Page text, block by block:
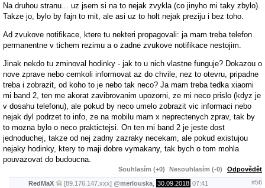
Na druhou stranu... uz jsem si na to nejak zvykla (co jinyho mi taky zbylo).
Takze jo, bylo by fajn to mit, ale asi uz to holt nejak preziju i bez toho.
Ad zvukove notifikace, ktere tu nekteri propagovali: ja mam treba telefon
permanentne v tichem rezimu a o zadne zvukove notifikace nestojim.
Jinak nekdo tu zminoval hodinky - jak to u nich vlastne funguje? Dokazou o
nove zprave nebo cemkoli informovat az do chvile, nez to otevru, pripadne
treba i zobrazit, od koho to je nebo tak neco? Ja mam treba tedka xiaomi
mi band 2, ten me akorat zavibrovanim upozorni, ze mi neco prislo (kdyz je
v dosahu telefonu), ale pokud by neco umelo zobrazit vic informaci nebo
nejak dyl podrzet to info, ze na mobilu mam x neprectenych zprav, tak by
to mozna bylo o neco praktictejsi. On ten mi band 2 je jeste dost
jednoduchej, takze od nej zadny zazraky necekam, ale pokud existujou
nejaky hodinky, ktery to maji dobre vymakany, tak bych o tom mohla
pouvazovat do budoucna.
Souhlasím (+0) Nesouhlasím (-0) Odpovědět
RedMaX [89.176.147.xxx] @merlouska 30.09.2018 07:41 #56